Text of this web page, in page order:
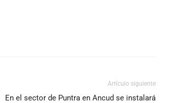
Artículo siguiente
En el sector de Puntra en Ancud se instalará